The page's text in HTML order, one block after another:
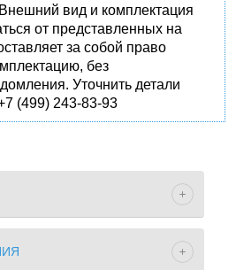
вид и комплектация
от представленных на
за собой право
без
Уточнить детали
(499) 243-83-93